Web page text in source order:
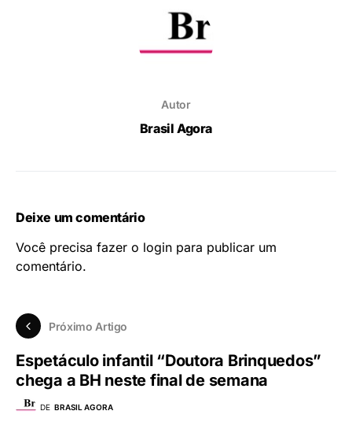
Autor
Brasil Agora
Deixe um comentário
Você precisa fazer o login para publicar um
comentário.
Próximo Artigo
Espetáculo infantil “Doutora Brinquedos”
chega a BH neste final de semana
DE BRASIL AGORA